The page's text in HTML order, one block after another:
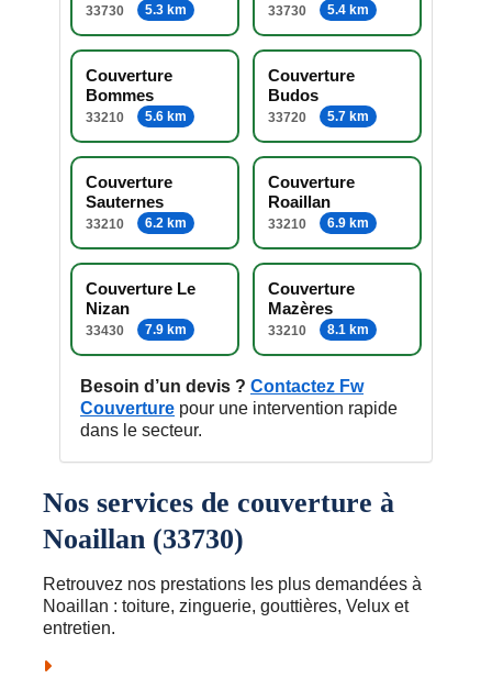
33730 5.3 km 33730 5.4 km
Couverture
Bommes
33210 5.6 km
Couverture
Budos
33720 5.7 km
Couverture
Sauternes
33210 6.2 km
Couverture
Roaillan
33210 6.9 km
Couverture Le
Nizan
33430 7.9 km
Couverture
Mazères
33210 8.1 km
Besoin d’un devis ? Contactez Fw
Couverture pour une intervention rapide
dans le secteur.
Nos services de couverture à
Noaillan (33730)
Retrouvez nos prestations les plus demandées à
Noaillan : toiture, zinguerie, gouttières, Velux et
entretien.